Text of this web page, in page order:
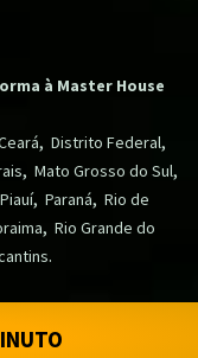
à Master House
, Distrito Federal,
, Mato Grosso do Sul,
Piauí, Paraná, Rio de
, Rio Grande do
.